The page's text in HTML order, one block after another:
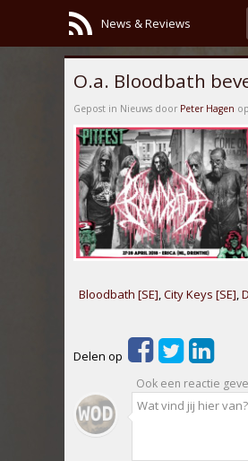
News & Reviews
O.a. Bloodbath
Gepost in Nieuws door Peter Hagen
Bloodbath [SE] City Keys [SE]
Delen op
Ook een reactie